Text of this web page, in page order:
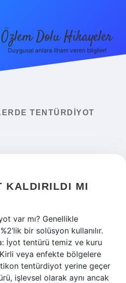
Özlem Dolu Hikayeler
Duygusal anlara ilham veren bilgiler!
TENTÜRDIYOT
KALDIRILDI MI
var mı? Genellikle
bir solüsyon kullanılır.
İyot tentürü temiz ve kuru
veya enfekte bölgelere
tentürdiyot yerine geçer
işlevsel olarak aynı ancak